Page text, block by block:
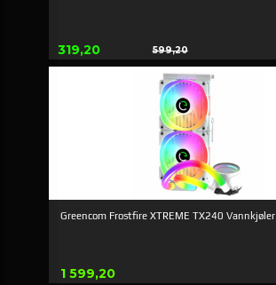
Erbjudande
319,20 599,20
Rabatt
Greencom Frostfire XTREME TX240 Vannkjøler
Pris
1 599,20